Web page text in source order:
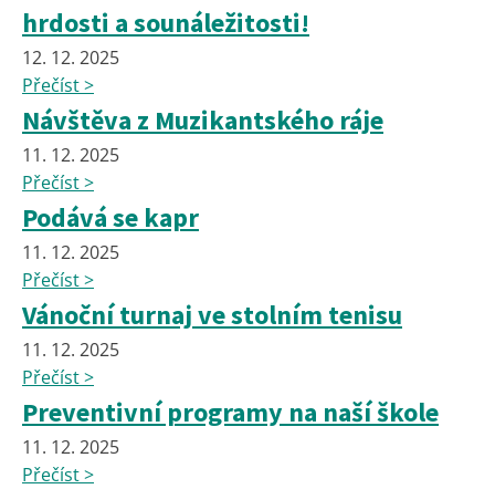
hrdosti a sounáležitosti!
12. 12. 2025
Přečíst >
Návštěva z Muzikantského ráje
11. 12. 2025
Přečíst >
Podává se kapr
11. 12. 2025
Přečíst >
Vánoční turnaj ve stolním tenisu
11. 12. 2025
Přečíst >
Preventivní programy na naší škole
11. 12. 2025
Přečíst >